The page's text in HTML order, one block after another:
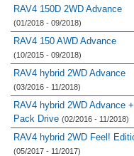
RAV4 150D 2WD Advance
(01/2018 - 09/2018)
RAV4 150 AWD Advance
(10/2015 - 09/2018)
RAV4 hybrid 2WD Advance
(03/2016 - 11/2018)
RAV4 hybrid 2WD Advance +
Pack Drive (02/2016 - 11/2018)
RAV4 hybrid 2WD Feel!
(05/2017 - 11/2017)